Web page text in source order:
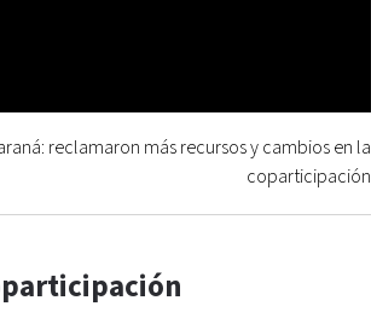
reclamaron más recursos y cambios en la
coparticipación